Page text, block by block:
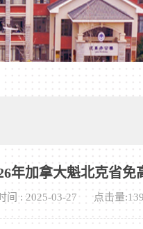
年加拿大魁北克省免
间 : 2025-03-27 点击量: